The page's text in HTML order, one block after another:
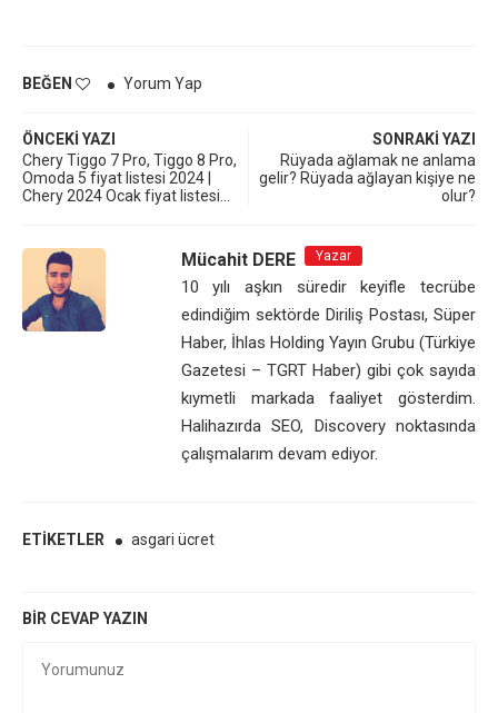
BEĞEN Yorum Yap
ÖNCEKI YAZI
Chery Tiggo 7 Pro, Tiggo 8 Pro,
Omoda 5 fiyat listesi 2024 |
Chery 2024 Ocak fiyat listesi…
SONRAKI YAZI
Rüyada ağlamak ne anlama
gelir? Rüyada ağlayan kişiye ne
olur?
Mücahit DERE Yazar
10 yılı aşkın süredir keyifle tecrübe
edindiğim sektörde Diriliş Postası, Süper
Haber, İhlas Holding Yayın Grubu (Türkiye
Gazetesi – TGRT Haber) gibi çok sayıda
kıymetli markada faaliyet gösterdim.
Halihazırda SEO, Discovery noktasında
çalışmalarım devam ediyor.
ETIKETLER asgari ücret
BIR CEVAP YAZIN